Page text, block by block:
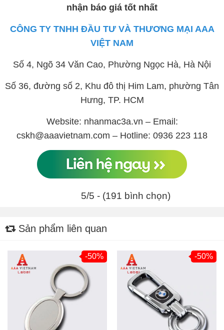
nhận báo giá tốt nhất
CÔNG TY TNHH ĐẦU TƯ VÀ THƯƠNG MẠI AAA
VIỆT NAM
Số 4, Ngõ 34 Văn Cao, Phường Ngọc Hà, Hà Nội
Số 36, đường số 2, Khu đô thị Him Lam, phường Tân
Hưng, TP. HCM
Website: nhanmac3a.vn – Email:
cskh@aaavietnam.com – Hotline: 0936 223 118
5/5 - (191 bình chọn)
Sản phẩm liên quan
-50% -50%